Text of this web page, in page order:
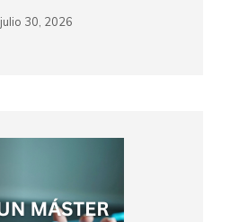
julio 30, 2026